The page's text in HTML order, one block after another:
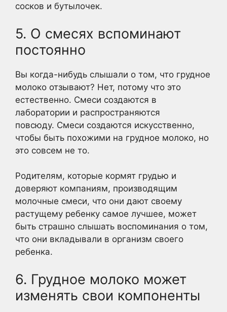
сосков и бутылочек.
5. О смесях вспоминают
постоянно
Вы когда-нибудь слышали о том, что грудное
молоко отзывают? Нет, потому что это
естественно. Смеси создаются в
лаборатории и распространяются
повсюду. Смеси создаются искусственно,
чтобы быть похожими на грудное молоко, но
это совсем не то.
Родителям, которые кормят грудью и
доверяют компаниям, производящим
молочные смеси, что они дают своему
растущему ребенку самое лучшее, может
быть страшно слышать воспоминания о том,
что они вкладывали в организм своего
ребенка.
6. Грудное молоко может
изменять свои компоненты